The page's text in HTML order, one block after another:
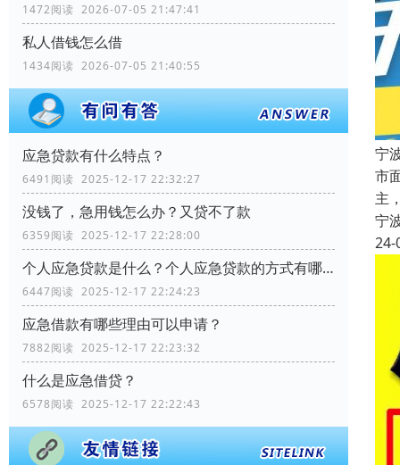
1472阅读 2026-07-05 21:47:41
私人借钱怎么借
1434阅读 2026-07-05 21:40:55
应急贷款有什么特点？
6491阅读 2025-12-17 22:32:27
没钱了，急用钱怎么办？又贷不了款
6359阅读 2025-12-17 22:28:00
个人应急贷款是什么？个人应急贷款的方式有哪些？
6447阅读 2025-12-17 22:24:23
应急借款有哪些理由可以申请？
7882阅读 2025-12-17 22:23:32
什么是应急借贷？
6578阅读 2025-12-17 22:22:43
宁
市
主
宁
24-